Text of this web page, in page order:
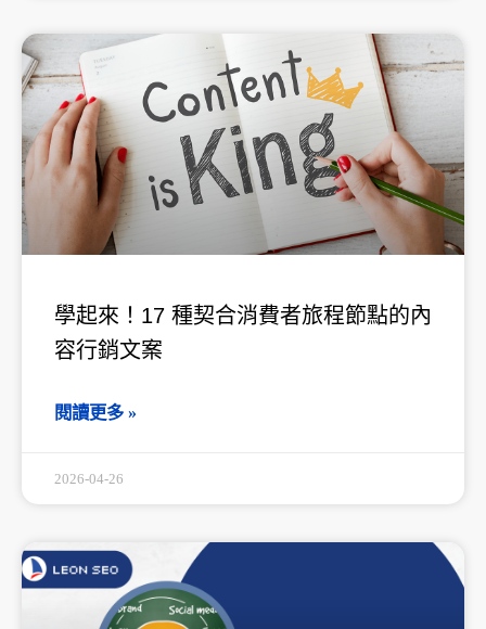
學起來！17 種契合消費者旅程節點的內
容行銷文案
閱讀更多 »
2026-04-26